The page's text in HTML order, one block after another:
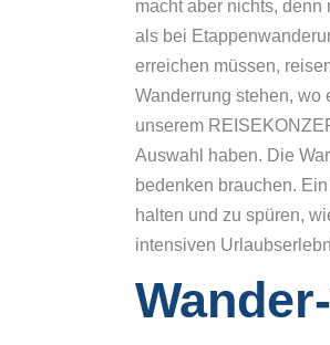
Whiskytour Highlands und
Orkney
Whisky-Wandern in
Schottland
Whisky-Wanderreise
Whisky-Wanderreise
Way
Islay
Whisky-Wanderreise
Way
Whisky-Wandern
Islay
macht aber nichts,
als bei
erreichen müssen,
Wanderrung stehen, wo
unserem
Auswahl haben. Die
bedenken brauchen.
halten und zu spüren,
intensiven